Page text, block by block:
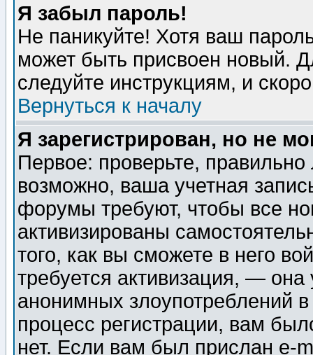
Я забыл пароль!
Не паникуйте! Хотя ваш
может быть присвоен новый.
следуйте инструкциям, и
Вернуться к началу
Я зарегистрирован, но не
Первое: проверьте,
возможно, ваша учетная
форумы требуют, чтобы все
активизированы
того, как вы сможете в него
требуется активизация, —
анонимных злоупотреблений
процесс регистрации, вам
нет. Если вам был прислан e-